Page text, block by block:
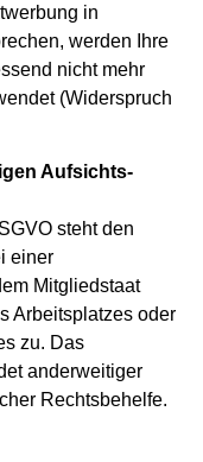
in
werden Ihre
nicht mehr
(Widerspruch
Aufsichts­
steht den
einer
Mitgliedstaat
Arbeitsplatzes oder
zu. Das
anderweitiger
Rechtsbehelfe.